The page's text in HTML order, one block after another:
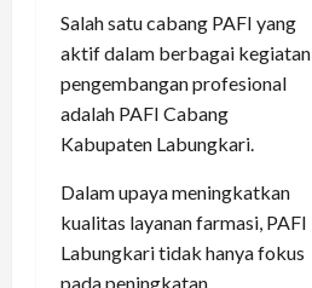
Salah satu cabang PAFI yang
aktif dalam berbagai kegiatan
pengembangan profesional
adalah PAFI Cabang
Kabupaten Labungkari.
Dalam upaya meningkatkan
kualitas layanan farmasi, PAFI
Labungkari tidak hanya fokus
pada peningkatan